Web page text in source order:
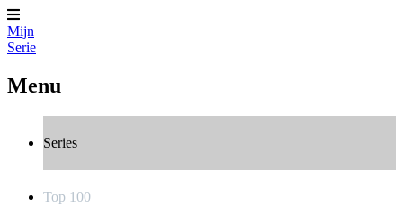
Mijn
Serie
Menu
Series
Top 100